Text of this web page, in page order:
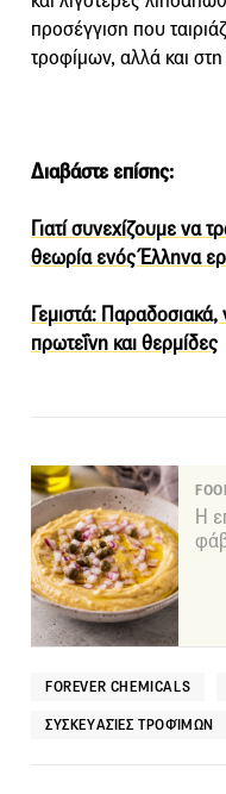
προσέγγιση που
τροφίμων, αλλά και
Διαβάστε επίσης:
Γιατί συνεχίζουμε να
θεωρία ενός Έλληνα
Γεμιστά:
πρωτεΐνη και θερμίδες
Η
FOREVER CHEMICALS
ΣΥΣΚΕΥΑΣΊΕΣ ΤΡΟΦΊΜΩΝ